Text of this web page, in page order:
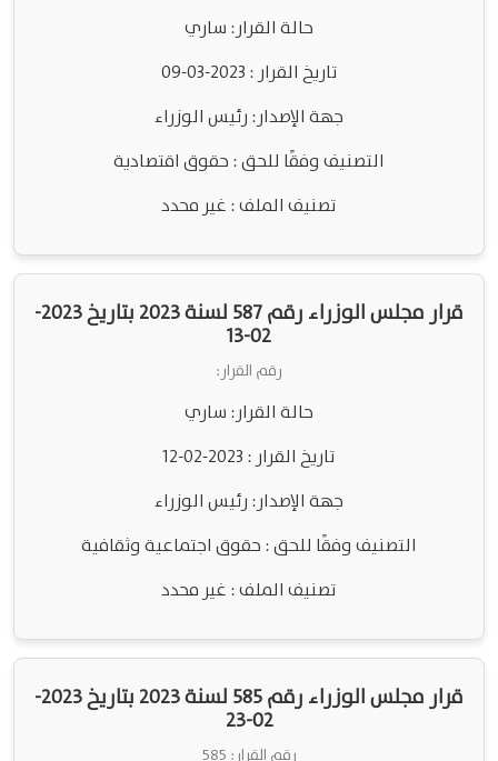
حالة القرار: ساري
تاريخ القرار : 2023-03-09
جهة الإصدار: رئيس الوزراء
التصنيف وفقًا للحق : حقوق اقتصادية
تصنيف الملف : غير محدد
قرار مجلس الوزراء رقم 587 لسنة 2023 بتاريخ 2023-
02-13
رقم القرار:
حالة القرار: ساري
تاريخ القرار : 2023-02-12
جهة الإصدار: رئيس الوزراء
التصنيف وفقًا للحق : حقوق اجتماعية وثقافية
تصنيف الملف : غير محدد
قرار مجلس الوزراء رقم 585 لسنة 2023 بتاريخ 2023-
02-23
رقم القرار: 585